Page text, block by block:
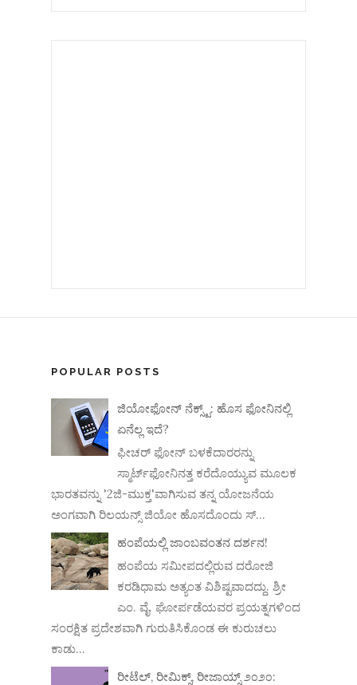
POPULAR POSTS
ಜಿಯೋಫೋನ್ ನೆಕ್ಸ್ಟ್: ಹೊಸ ಫೋನಿನಲ್ಲಿ
ಏನೆಲ್ಲ ಇದೆ?
ಫೀಚರ್ ಫೋನ್ ಬಳಕೆದಾರರನ್ನು
ಸ್ಮಾರ್ಟ್‌ಫೋನಿನತ್ತ ಕರೆದೊಯ್ಯುವ ಮೂಲಕ
ಭಾರತವನ್ನು '2ಜಿ-ಮುಕ್ತ'ವಾಗಿಸುವ ತನ್ನ ಯೋಜನೆಯ
ಅಂಗವಾಗಿ ರಿಲಯನ್ಸ್ ಜಿಯೋ ಹೊಸದೊಂದು ಸ್...
ಹಂಪೆಯಲ್ಲಿ ಜಾಂಬವಂತನ ದರ್ಶನ!
ಹಂಪೆಯ ಸಮೀಪದಲ್ಲಿರುವ ದರೋಜಿ
ಕರಡಿಧಾಮ ಅತ್ಯಂತ ವಿಶಿಷ್ಟವಾದದ್ದು. ಶ್ರೀ
ಎಂ. ವೈ. ಘೋರ್ಪಡೆಯವರ ಪ್ರಯತ್ನಗಳಿಂದ
ಸಂರಕ್ಷಿತ ಪ್ರದೇಶವಾಗಿ ಗುರುತಿಸಿಕೊಂಡ ಈ ಕುರುಚಲು
ಕಾಡು...
ರೀಟೆಲ್, ರೀಮಿಕ್ಸ್, ರೀಜಾಯ್ಸ್ ೨೦೨೦: